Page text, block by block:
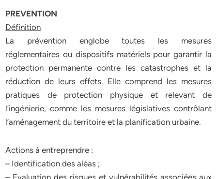
PREVENTION
Définition
La prévention englobe toutes les mesures
réglementaires ou dispositifs matériels pour garantir la
protection permanente contre les catastrophes et la
réduction de leurs effets. Elle comprend les mesures
pratiques de protection physique et relevant de
l’ingénierie, comme les mesures législatives contrôlant
l’aménagement du territoire et la planification urbaine.
Actions à entreprendre :
– Identification des aléas ;
– Evaluation des risques et vulnérabilités associées aux